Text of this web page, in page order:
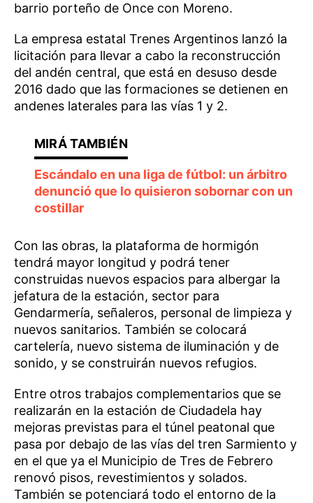
barrio porteño de Once con Moreno.
La empresa estatal Trenes Argentinos lanzó la
licitación para llevar a cabo la reconstrucción
del andén central, que está en desuso desde
2016 dado que las formaciones se detienen en
andenes laterales para las vías 1 y 2.
Escándalo en una liga de fútbol: un árbitro
denunció que lo quisieron sobornar con un
costillar
Con las obras, la plataforma de hormigón
tendrá mayor longitud y podrá tener
construidas nuevos espacios para albergar la
jefatura de la estación, sector para
Gendarmería, señaleros, personal de limpieza y
nuevos sanitarios. También se colocará
cartelería, nuevo sistema de iluminación y de
sonido, y se construirán nuevos refugios.
Entre otros trabajos complementarios que se
realizarán en la estación de Ciudadela hay
mejoras previstas para el túnel peatonal que
pasa por debajo de las vías del tren Sarmiento y
en el que ya el Municipio de Tres de Febrero
renovó pisos, revestimientos y solados.
También se potenciará todo el entorno de la